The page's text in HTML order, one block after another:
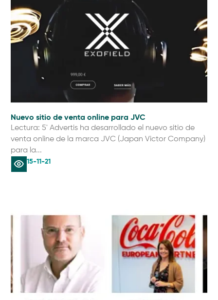
Nuevo sitio de venta online para JVC
Lectura: 5' Advertis ha desarrollado el nuevo sitio de
venta online de la marca JVC (Japan Victor Company)
para la...
15-11-21